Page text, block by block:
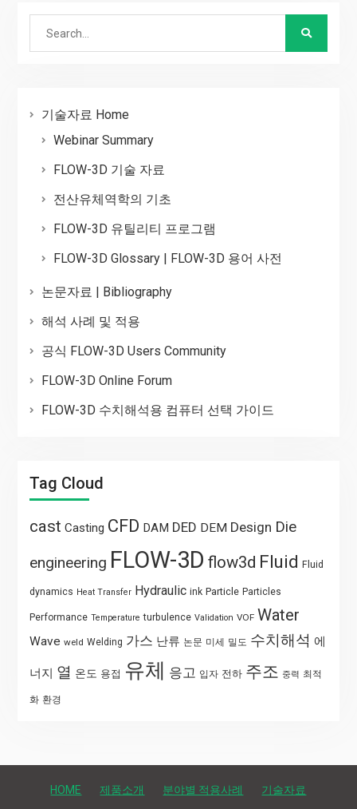
기술자료 Home
Webinar Summary
FLOW-3D 기술 자료
전산유체역학의 기초
FLOW-3D 유틸리티 프로그램
FLOW-3D Glossary | FLOW-3D 용어 사전
논문자료 | Bibliography
해석 사례 및 적용
공식 FLOW-3D Users Community
FLOW-3D Online Forum
FLOW-3D 수치해석용 컴퓨터 선택 가이드
Tag Cloud
cast Casting CFD DAM DED DEM Design Die
engineering FLOW-3D flow3d Fluid Fluid
dynamics Heat Transfer Hydraulic ink Particle Particles
Performance Temperature turbulence Validation VOF Water
Wave weld Welding 가스 난류 논문 미세 밀도 수치해석 에
너지 열 온도 용접 유체 응고 입자 전하 주조 중력 최적
화 환경
HOME 제품소개 분야별 적용사례 기술자료